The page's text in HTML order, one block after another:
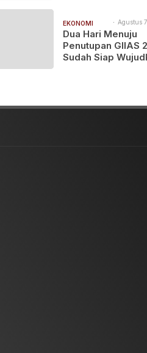
EKONOMI
BISNIS
Agustus
pm
Dua Hari Menuju
Penutupan GIIAS
Sudah Siap